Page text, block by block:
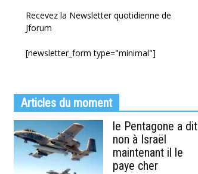
Recevez la Newsletter quotidienne de
Jforum
[newsletter_form type="minimal"]
Articles du moment
le Pentagone a dit
non à Israël
maintenant il le
paye cher